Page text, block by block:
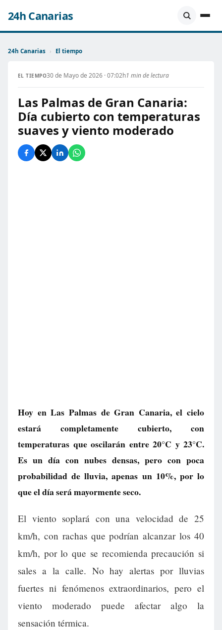
24h Canarias
24h Canarias › El tiempo
EL TIEMPO30 de Mayo de 2026 · 07:02h1 min de lectura
Las Palmas de Gran Canaria:
Día cubierto con temperaturas
suaves y viento moderado
Hoy en Las Palmas de Gran Canaria, el cielo
estará completamente cubierto, con
temperaturas que oscilarán entre 20°C y 23°C.
Es un día con nubes densas, pero con poca
probabilidad de lluvia, apenas un 10%, por lo
que el día será mayormente seco.
El viento soplará con una velocidad de 25
km/h, con rachas que podrían alcanzar los 40
km/h, por lo que se recomienda precaución si
sales a la calle. No hay alertas por lluvias
fuertes ni fenómenos extraordinarios, pero el
viento moderado puede afectar algo la
sensación térmica.